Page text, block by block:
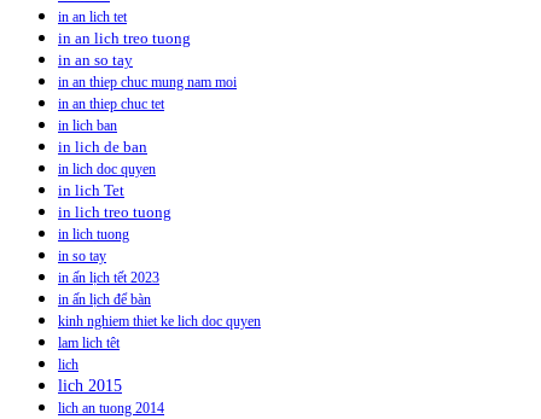
in an lich tet
in an lich treo tuong
in an so tay
in an thiep chuc mung nam moi
in an thiep chuc tet
in lich ban
in lich de ban
in lich doc quyen
in lich Tet
in lich treo tuong
in lich tuong
in so tay
in ấn lịch tết 2023
in ấn lịch để bàn
kinh nghiem thiet ke lich doc quyen
lam lich têt
lich
lich 2015
lich an tuong 2014